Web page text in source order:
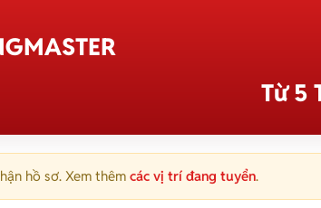
Từ 5
hồ sơ. Xem thêm các vị trí đang tuyển.